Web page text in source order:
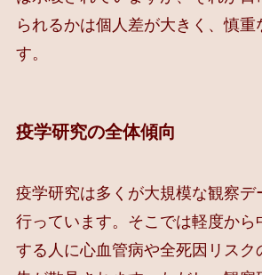
られるかは個人差が大きく、慎
す。
疫学研究の全体傾向
疫学研究は多くが大規模な観察デ
行っています。そこでは軽度から
する人に心血管病や全死因リスク